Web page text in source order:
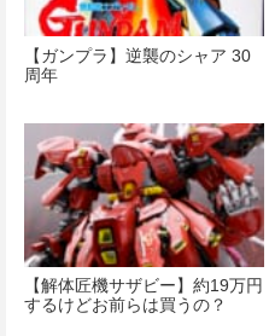
【ガンプラ】逆襲のシャア 30
周年
【解体匠機サザビー】約19万円
するけどお前らは買うの？